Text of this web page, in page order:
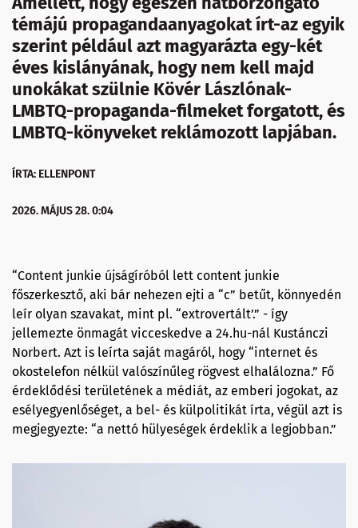
témájú propagandaanyagokat írt-az egyik
szerint például azt magyarázta egy-két
éves kislányának, hogy nem kell majd
unokákat szülnie Kövér Lászlónak-
LMBTQ-propaganda-filmeket forgatott, és
LMBTQ-könyveket reklámozott lapjában.
ÍRTA: ELLENPONT
2026. MÁJUS 28. 0:04
“Content junkie újságíróból lett content junkie
főszerkesztő, aki bár nehezen ejti a “c” betűt, könnyedén
leír olyan szavakat, mint pl. “extrovertált’.” - így
jellemezte önmagát vicceskedve a 24.hu-nál Kustánczi
Norbert. Azt is leírta saját magáról, hogy “internet és
okostelefon nélkül valószínűleg rögvest elhalálozna.” Fő
érdeklődési területének a médiát, az emberi jogokat, az
esélyegyenlőséget, a bel- és külpolitikát írta, végül azt is
megjegyezte: “a nettó hülyeségek érdeklik a legjobban.”